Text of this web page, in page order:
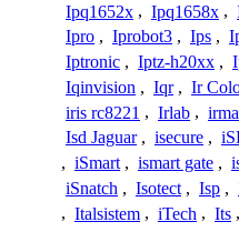
Ipq1652x , Ipq1658x ,
Ipro , Iprobot3 , Ips ,
Iptronic , Iptz-h20xx ,
Iqinvision , Iqr , Ir
iris rc8221 , Irlab ,
Isd Jaguar , isecure ,
, iSmart , ismart gate ,
iSnatch , Isotect , Isp ,
, Italsistem , iTech , Its ,